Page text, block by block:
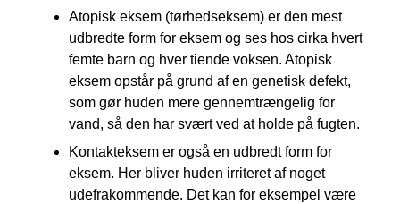
Atopisk eksem (tørhedseksem) er den mest
udbredte form for eksem og ses hos cirka hvert
femte barn og hver tiende voksen. Atopisk
eksem opstår på grund af en genetisk defekt,
som gør huden mere gennemtrængelig for
vand, så den har svært ved at holde på fugten.
Kontakteksem er også en udbredt form for
eksem. Her bliver huden irriteret af noget
udefrakommende. Det kan for eksempel være